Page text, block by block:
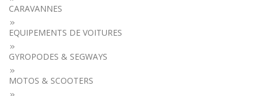
CARAVANNES
EQUIPEMENTS DE VOITURES
GYROPODES & SEGWAYS
MOTOS & SCOOTERS